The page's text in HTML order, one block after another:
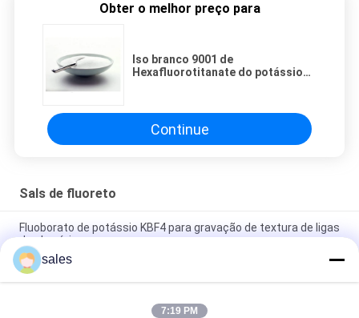
Obter o melhor preço para
Iso branco 9001 de
Hexafluorotitanate do potássio
Continue
Sals de fluoreto
Fluoborato de potássio KBF4 para gravação de textura de ligas
de alumínio
Polvo branco de Fluoborato de Potássio KBF4 para gravação
de textura de ligas de alumínio
sales
7:19 PM